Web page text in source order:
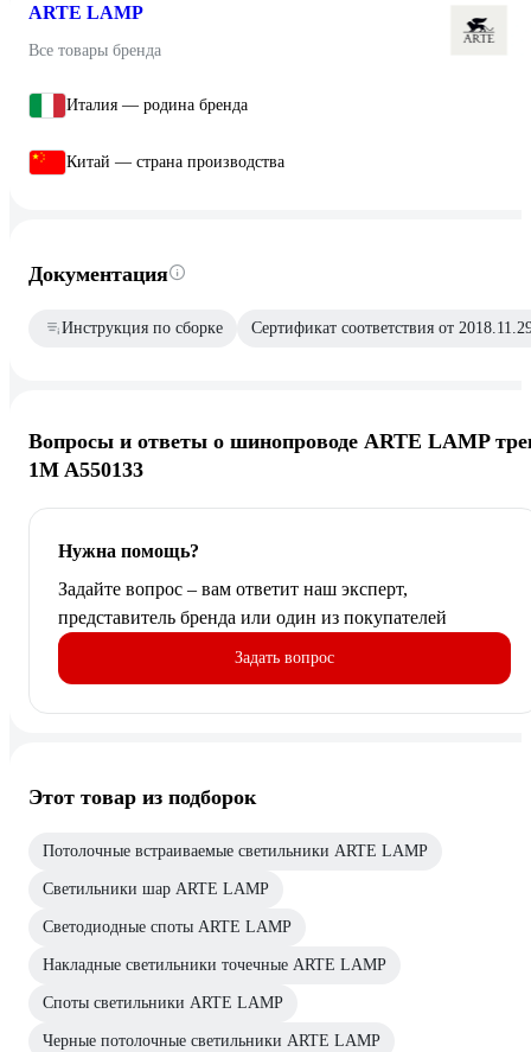
ARTE LAMP
Все товары бренда
Италия — родина бренда
Китай — страна производства
Документация
Инструкция по сборке Сертификат соответствия от
Вопросы и ответы о шинопроводе ARTE LAMP
1M A550133
Нужна помощь?
Задайте вопрос – вам ответит наш эксперт,
представитель бренда или один из покупателей
Задать вопрос
Этот товар из подборок
Потолочные встраиваемые светильники ARTE LAMP
Светильники шар ARTE LAMP
Светодиодные споты ARTE LAMP
Накладные светильники точечные ARTE LAMP
Споты светильники ARTE LAMP
Черные потолочные светильники ARTE LAMP